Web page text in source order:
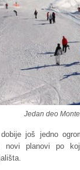
Jedan deo
još jedno
planovi po